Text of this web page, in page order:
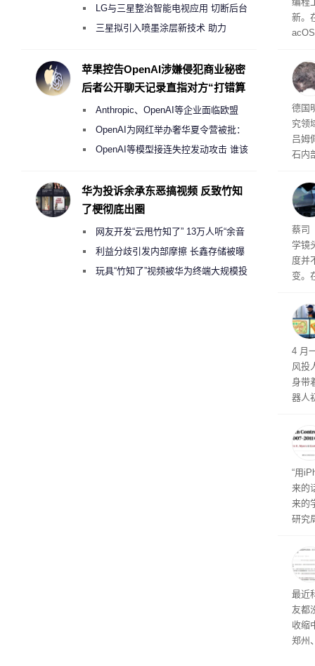
新。
互相
调工
囊”
德国
究领
吕姆
石内
演
报告
蔡司
学镜
度并
变。
最
李
4 月
风投
身带
器人
“用
来的
来的
研究
最近
友都
收缩
郑州
月销售额不达标门店 将被逐步清退
LG与三星整治智能电视应用 切断后台
偷偷共享带宽的违规行为
三星拟引入喷墨涂层新技术 助力
度
苹果控告OpenAI涉嫌侵犯商业秘密
后者公开聊天记录直指对方“打错算
Anthropic、OpenAI等企业面临欧盟
《人工智能法案》全新执法权限审查
OpenAI为网红举办奢华夏令营被批：
2000美元一晚 遭讽“反乌托邦”
OpenAI等模型接连失控发动攻击 谁该
华为投诉余承东恶搞视频 反致竹知
了梗彻底出圈
网友开发“云甩竹知了” 13万人听“余音
绕梁”利益分歧引发内部摩擦 长鑫存储被曝
曾将华为驻场工程师驱逐出研发基地
玩具“竹知了”视频被华为终端大规模投